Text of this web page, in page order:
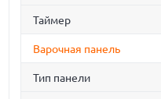
Таймер
Варочная панель
Тип панели